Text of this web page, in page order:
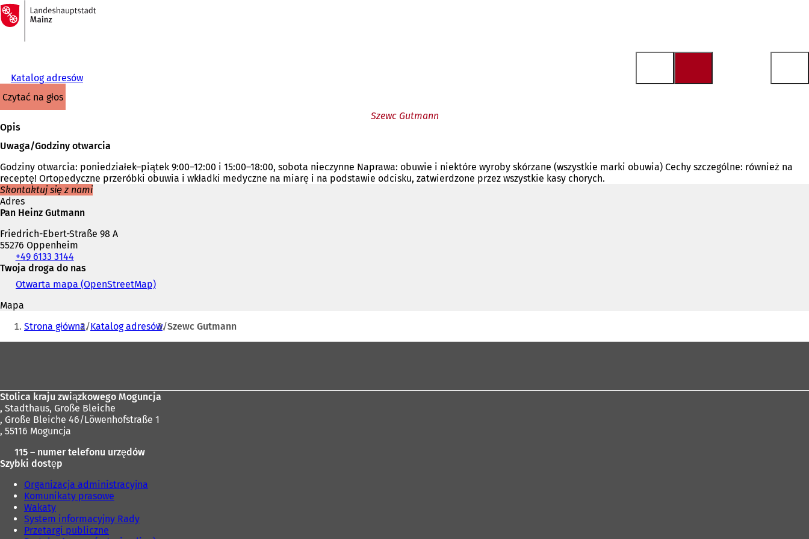
Przejdź do treści
Do
strony
głównej
Katalog adresów
czytać na głos
Szewc Gutmann
Opis
Uwaga/Godziny otwarcia
Godziny otwarcia: poniedziałek–piątek 9:00–12:00 i 15:00–18:00, sobota nieczynne Naprawa: obuwie i niektóre wyroby skórzane (wszystkie marki obuwia) Cechy szczególne: również na
receptę! Ortopedyczne przeróbki obuwia i wkładki medyczne na miarę i na podstawie odcisku, zatwierdzone przez wszystkie kasy chorych.
Skontaktuj się z nami
Adres
Pan Heinz Gutmann
Friedrich-Ebert-Straße 98 A
55276 Oppenheim
Telefon,
faks
adres
e-
mail
+49 6133 3144
Twoja droga do nas
Otwarta mapa (OpenStreetMap)(
i
e
i
ę
n
Mapa
Jesteś
tutaj:
Strona główna Katalog adresów Szewc Gutmann
Stolica kraju związkowego Moguncja
, Stadthaus, Große Bleiche
, Große Bleiche 46/Löwenhofstraße 1
, 55116 Moguncja
115 – numer telefonu urzędów
Szybki dostęp
Organizacja administracyjna
Komunikaty prasowe
Wakaty
System informacyjny Rady
Przetargi publiczne